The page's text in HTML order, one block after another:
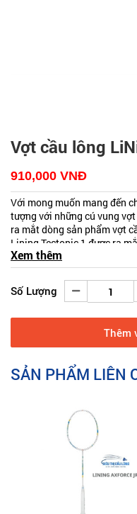
Vợt cầu lông
910,000 VNĐ
Với mong muốn mang đến
tượng với những cú vung
ra mắt dòng sản phẩm vợt
Lining Tectonic 1 được ra
kế khung dạng hộp nổi trội,
mạnh cho mỗi cú vung,
cây vợt Lining Tectonic 1
mà còn có giá thành rất hợp
Xem thêmnhững mẫu vợt
lông !
Xem thêm
Số Lượng
Thêm
SẢN PHẨM LIÊN